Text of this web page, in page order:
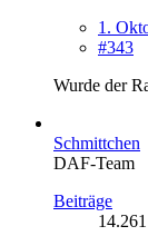
1.
#343
Wurde der
Schmittchen
DAF-Team
Beiträge
14.261